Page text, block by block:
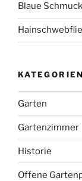
Blaue
KATEGORIEN
Garten
Gartenzimmer
Historie
Offene